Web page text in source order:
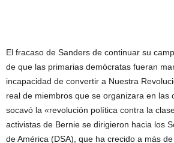
El fracaso de Sanders de continuar su
de que las primarias demócratas fueran
incapacidad de convertir a Nuestra
real de miembros que se organizara en las
socavó la «revolución política contra la
activistas de Bernie se dirigieron hacia los
de América (DSA), que ha crecido a más